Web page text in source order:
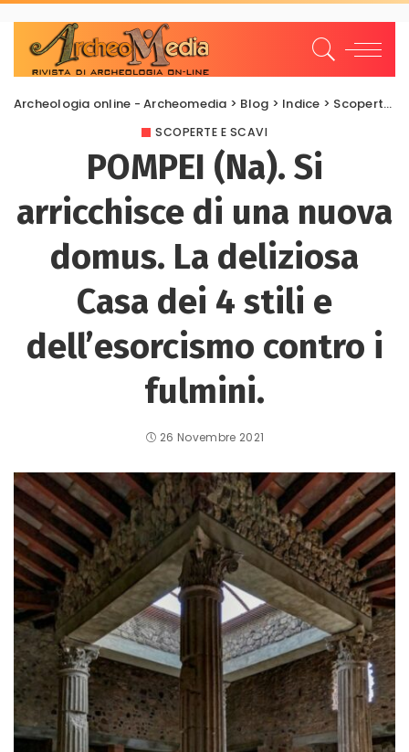
Archeologia online - Archeomedia > Blog > Indice > Scoperte e scavi
SCOPERTE E SCAVI
POMPEI (Na). Si
arricchisce di una nuova
domus. La deliziosa
Casa dei 4 stili e
dell’esorcismo contro i
fulmini.
26 Novembre 2021